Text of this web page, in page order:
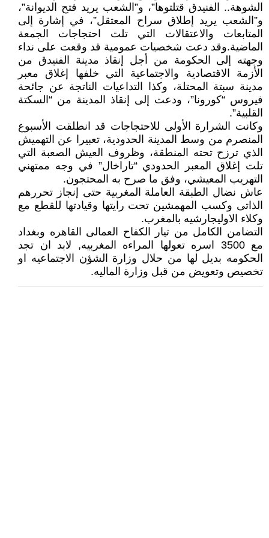
الشوهة.. الفنيدق قتلتوها”، و”الشعب يريد فتح الديوانة”،
و”الشعب يريد إطلاق سراح المعتقل”، في إشارة إلى
المتابعات والاعتقالات التي تلت احتجاجات الجمعة
الماضية.وقد دعت شخصيات عمومية قد وقعت على نداء
وجهته إلى الحكومة من أجل إنقاذ مدينة الفنيدق من
الأزمة الاقتصادية والاجتماعية التي خلفها إغلاق معبر
مدينة سبتة المحتلة، وكذا التداعيات الناتجة عن جائحة
فيروس “كورونا”، ودعت إلى إنقاذ المدينة من “السكتة
القلبية”.
وكانت الشرارة الأولى للاحتجاجات قد انطلقت الأسبوع
المنصرم من وسط المدينة الحدودية، تعبيرا عن التهميش
الذي ترزح تحته المنطقة، وظروف العيش الصعبة التي
تلت إغلاق المعبر الحدودي “تاراخال” في وجه ممتهني
التهريب المعيشي، وفق ما صرح به المحتجون.
عاش نضال الطبقة العاملة المغربية حتى إنجاز تحررهم
الذاتى وكسب المهمشين تحت رايتها وقيادتها للقطع مع
وكلاء الاوليجارشيه بالمغرب.
التضامن الكامل من تيار الكفاح العمالى القاهره وبغداد
مع 3500 اسره تعولها المراءه المغربيه, لابد ان تجد
الحكومه بديل لها من حلال وزارة الشؤن الاجتماعيه او
تخصيص وتعويض من قبل وزارة الماليه.